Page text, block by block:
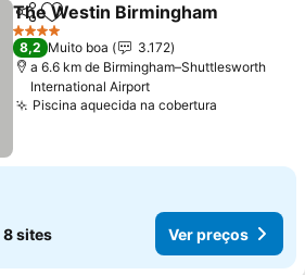
PartilharAdicionar aos favoritos
The Westin Birmingham
4 Estrelas
8,2 Muito boa
3.172
a 6.6 km de Birmingham–Shuttlesworth
International Airport
Piscina aquecida na cobertura
8 sites Ver preços